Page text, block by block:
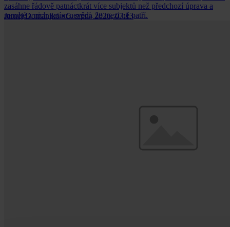
zasáhne řádově patnáctkrát více subjektů než předchozí úprava a
mnohé z nich zatím nevědí, že mezi ně patří.
Jernej Domanjko • 5. srpna 2026, 07:13